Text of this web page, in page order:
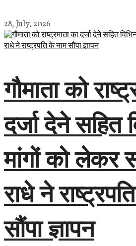
28, July, 2026
गौमाता को
दर्जा देने सहित
मांगों को लेकर
राधे ने
सौंपा ज्ञापन